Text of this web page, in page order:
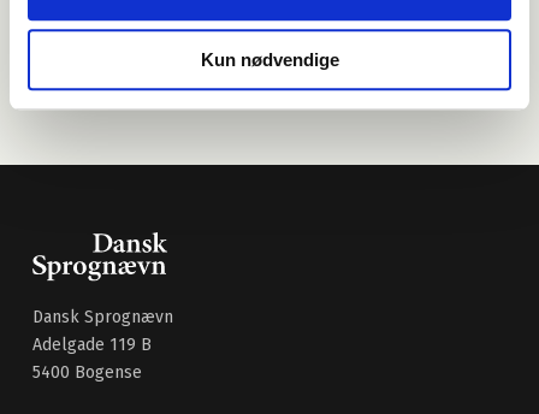
Kun nødvendige
REDAKTIONELT
Dansk Sprognævn
Adelgade 119 B
5400 Bogense